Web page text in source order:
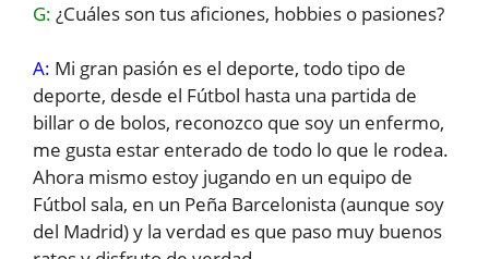
G: ¿Cuáles son tus aficiones, hobbies o pasiones?
A: Mi gran pasión es el deporte, todo tipo de
deporte, desde el Fútbol hasta una partida de
billar o de bolos, reconozco que soy un enfermo,
me gusta estar enterado de todo lo que le rodea.
Ahora mismo estoy jugando en un equipo de
Fútbol sala, en un Peña Barcelonista (aunque soy
del Madrid) y la verdad es que paso muy buenos